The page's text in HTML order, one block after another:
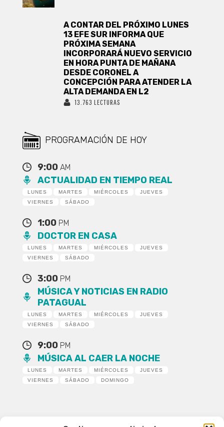
A CONTAR DEL PRÓXIMO LUNES
13 EFE SUR INFORMA QUE
PRÓXIMA SEMANA
INCORPORARÁ NUEVO SERVICIO
EN HORA PUNTA DE MAÑANA
DESDE CORONEL A
CONCEPCIÓN PARA ATENDER LA
ALTA DEMANDA EN L2
13.763 LECTURAS
PROGRAMACIÓN DE HOY
9:00 AM
ACTUALIDAD EN TIEMPO REAL
LUNES MARTES MIÉRCOLES
JUEVES
VIERNES
SÁBADO
1:00 PM
DOCTOR EN CASA
LUNES MARTES MIÉRCOLES
JUEVES
VIERNES
SÁBADO
3:00 PM
MÚSICA Y NOTICIAS EN RADIO
PATAGUAL
LUNES MARTES MIÉRCOLES
JUEVES
VIERNES
SÁBADO
9:00 PM
MÚSICA AL CAER LA NOCHE
LUNES MARTES MIÉRCOLES
JUEVES
VIERNES
SÁBADO DOMINGO